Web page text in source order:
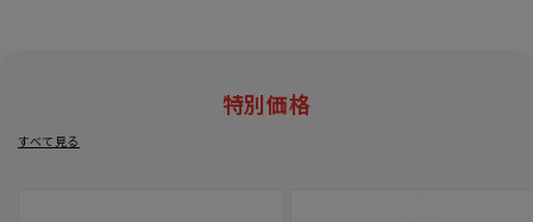
特別価格
すべて見る